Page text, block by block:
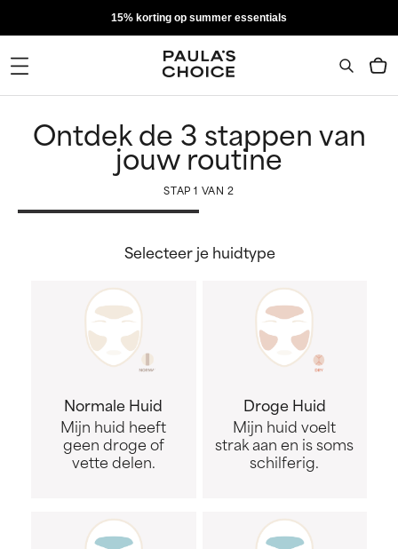
15% korting op summer essentials
Ontdek de 3 stappen van
jouw routine
STAP1 VAN 2
Selecteer je huidtype
Normale Huid
Mijn huid heeft
geen droge of
vette delen.
Droge Huid
Mijn huid voelt
strak aan en is soms
schilferig.